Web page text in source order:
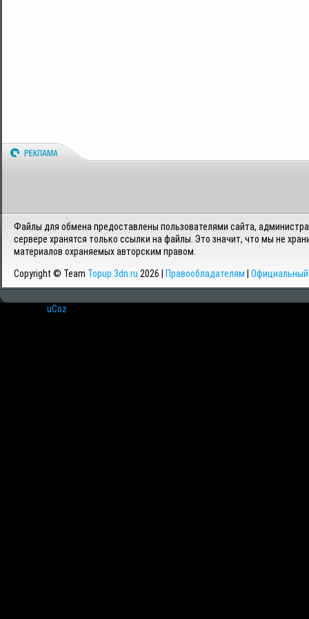
Файлы для обмена предоставлены пользователями сайта,
сервере хранятся только ссылки на файлы. Это значит, что мы не
материалов охраняемых авторским правом.
Copyright © Team Topup.3dn.ru 2026 | Правообладателям Официальный
uCoz